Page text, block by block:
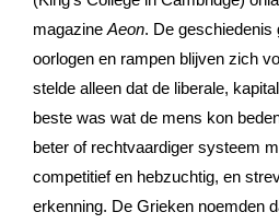
magazine Aeon. De geschiedenis
oorlogen en rampen blijven zich
stelde alleen dat de liberale,
beste was wat de mens kon
beter of rechtvaardiger systeem
competitief en hebzuchtig, en
erkenning. De Grieken noemden